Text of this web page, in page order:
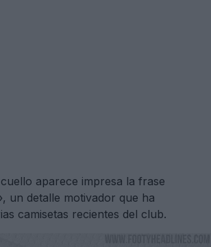
aparece impresa la frase
un detalle motivador que ha
camisetas recientes del club.